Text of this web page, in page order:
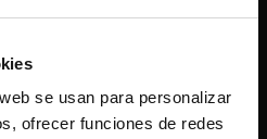
se usan para personalizar
ofrecer funciones de redes
OÜ